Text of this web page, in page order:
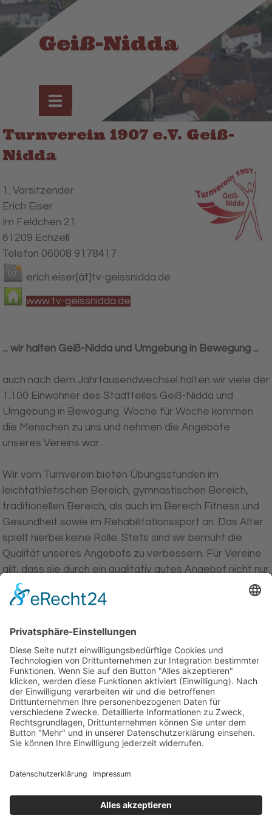
Direkt zum Seiteninhalt
Geiß-Nidda
Menü überspringen
Turnverein 1907 e.V. Geiß-
Nidda
1. Vorsitzender
Erich Eiser
Im Feldchen 21
61209 Echzell
Telefon 06008 9178417
erich.eiser[ät]tv-geissnidda.de
www.tv-geissnidda.de
... wir halten Geiß-Nidda und Umgebung in Bewegung ...
auch nach dem Jahrtausendwechsel halten wir viele der
1.100 Einwohner des Stadtteiles Geiß-Nidda und
Umgebung in Bewegung. Woche für Woche kommen
die Menschen zu uns und nehmen die Angebote
unseres Vereins war.
Wir vom Turnverein bieten Übungsstunden im
leichtathletischen Bereich, gymnastischen Bereich,
traditionellen Bereich, als auch im Bereich Fitness und
Gesundheit sowie im Rehabilitationssport an. Das Alter
spielt hierbei keine Rolle. Stets sind wir bemüht die
Qualität unseres Angebots zu verbessern. Für Vereine
gilt, dass sie durch ein qualitativ gutes Angebot nicht nur
ihre Mitglieder halten, sondern auch Neue gewinnen
können. Im Verein ist die sportliche Betätigung nicht nur
Wir freuen uns immer über neue Mitglieder, die frischen
Wind in unsere Reihen bringen. Kommen Sie doch
einfach einmal vorbei - wir würden uns freuen, Sie
kennen zu lernen!
INFOBEREICH
Kontakt
Geiß-